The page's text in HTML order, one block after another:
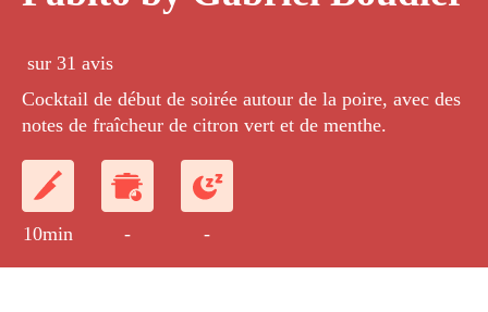
sur 31 avis
Cocktail de début de soirée autour de la poire, avec des
notes de fraîcheur de citron vert et de menthe.
10min - -